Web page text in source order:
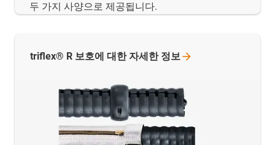
두 가지 사양으로 제공됩니다.
triflex® R 보호에 대한 자세한 정보